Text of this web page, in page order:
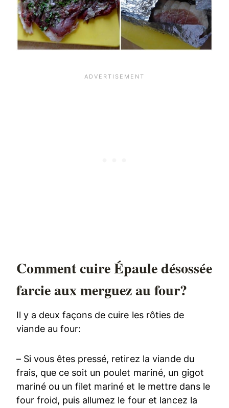
Comment cuire Épaule désossée
farcie aux merguez au four?
Il y a deux façons de cuire les rôties de
viande au four:
– Si vous êtes pressé, retirez la viande du
frais, que ce soit un poulet mariné, un gigot
mariné ou un filet mariné et le mettre dans le
four froid, puis allumez le four et lancez la